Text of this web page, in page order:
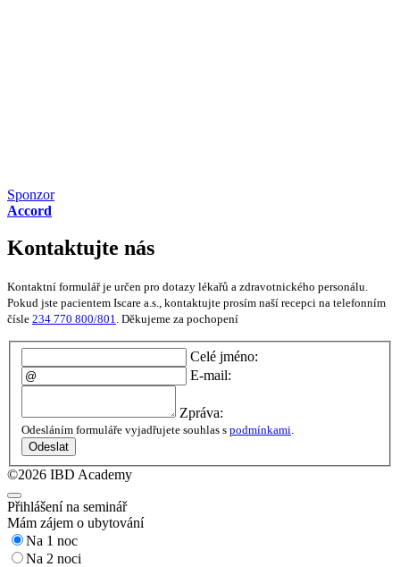
Sponzor
Accord
Kontaktujte nás
Kontaktní formulář je určen pro dotazy lékařů a zdravotnického personálu.
Pokud jste pacientem Iscare a.s., kontaktujte prosím naší recepci na telefonním
čísle 234 770 800/801. Děkujeme za pochopení
Celé jméno:
E-mail:
Zpráva:
Odesláním formuláře vyjadřujete souhlas s podmínkami
Odeslat
©2026 IBD Academy
Přihlášení na seminář
Mám zájem o ubytování
Na 1 noc
Na 2 noci